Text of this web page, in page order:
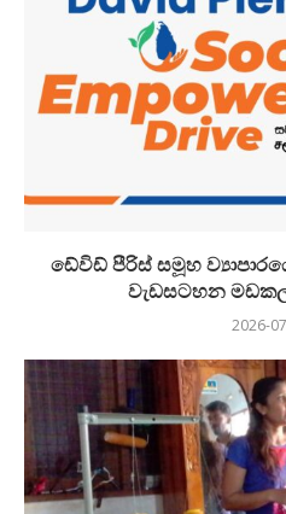
ඩේවිඩ් පීරිස් සමූහ
වැඩසටහන
2026-